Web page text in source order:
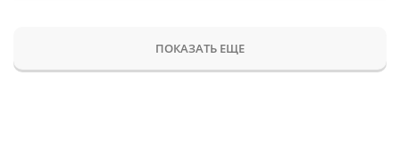
ПОКАЗАТЬ ЕЩЕ